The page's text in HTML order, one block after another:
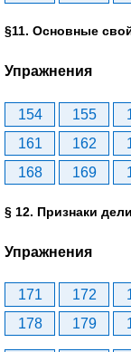
§11. Основные
Упражнения
154 155
161
162
168
169
§ 12. Признаки
Упражнения
171 172
178
179